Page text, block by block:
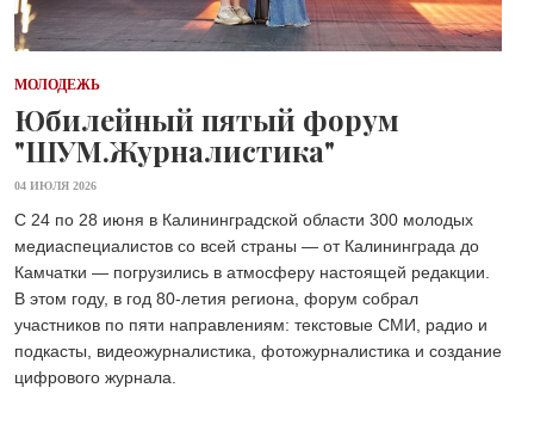
МОЛОДЕЖЬ
Юбилейный пятый форум
"ШУМ.Журналистика"
04 ИЮЛЯ 2026
С 24 по 28 июня в Калининградской области 300 молодых
медиаспециалистов со всей страны — от Калининграда до
Камчатки — погрузились в атмосферу настоящей редакции.
В этом году, в год 80-летия региона, форум собрал
участников по пяти направлениям: текстовые СМИ, радио и
подкасты, видеожурналистика, фотожурналистика и создание
цифрового журнала.